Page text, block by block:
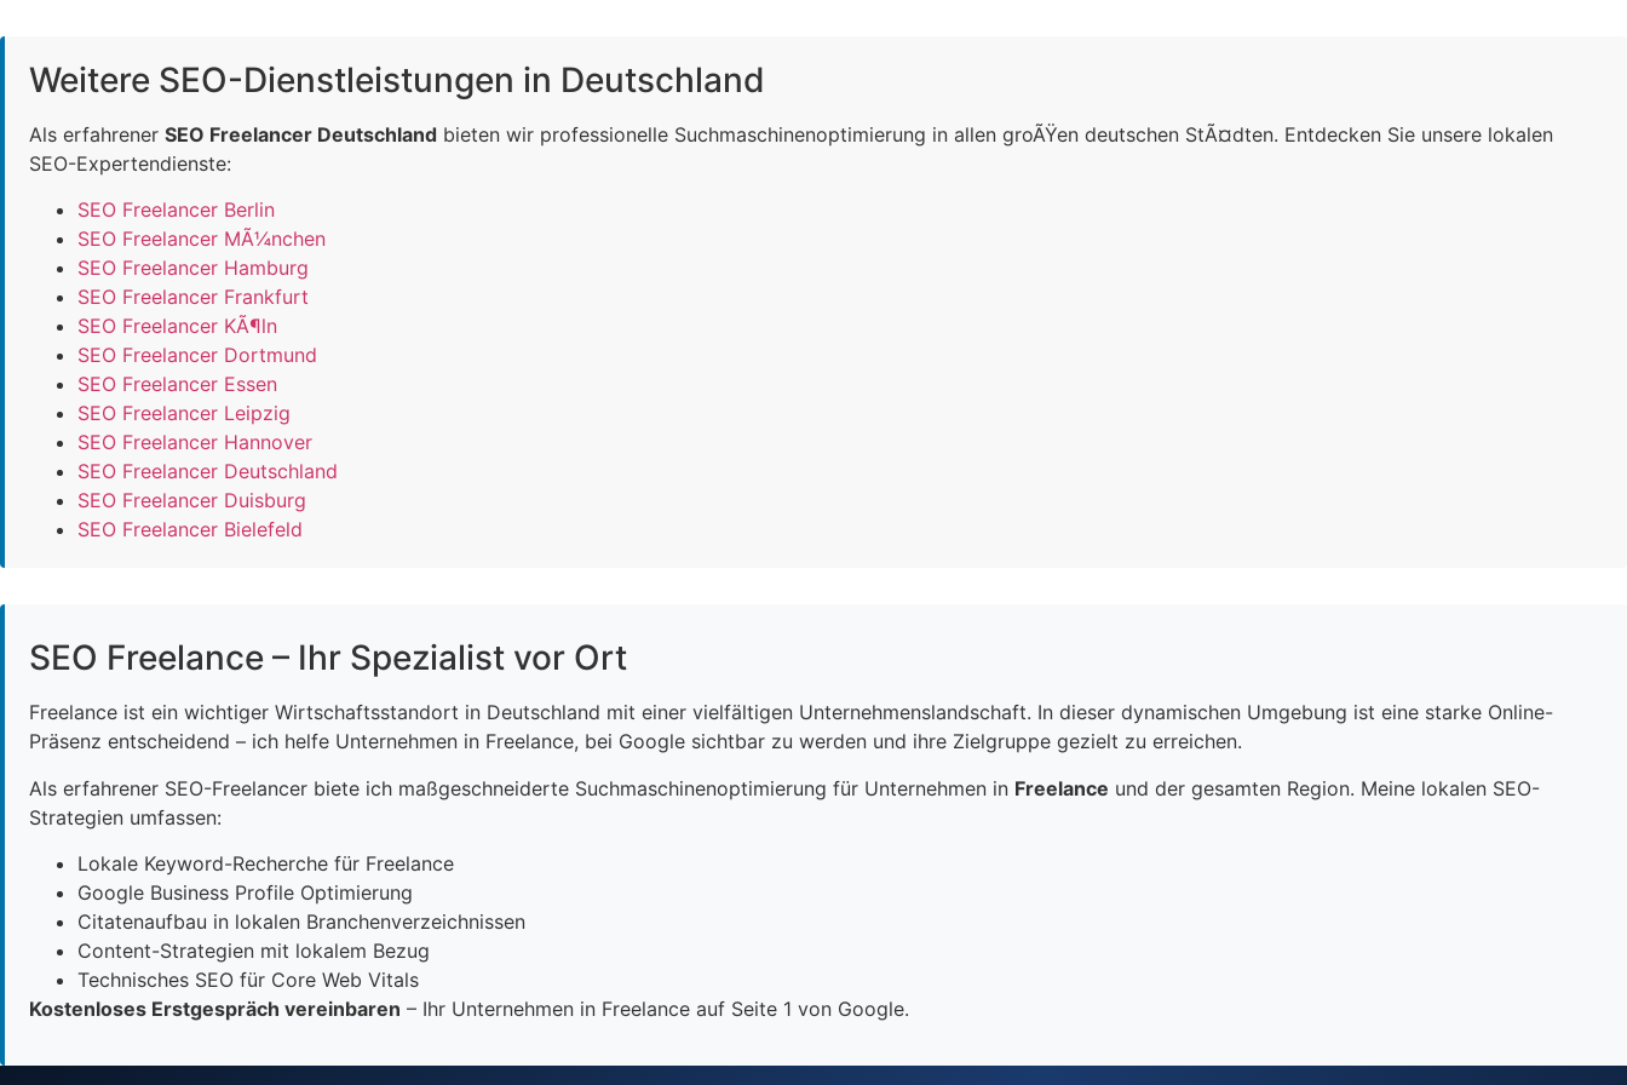
Weitere SEO-Dienstleistungen in Deutschland
Als erfahrener SEO Freelancer Deutschland bieten wir professionelle Suchmaschinenoptimierung in allen groÃŸen deutschen StÃ¤dten. Entdecken Sie unsere lokalen
SEO-Expertendienste:
SEO Freelancer Berlin
SEO Freelancer MÃ¼nchen
SEO Freelancer Hamburg
SEO Freelancer Frankfurt
SEO Freelancer KÃ¶ln
SEO Freelancer Dortmund
SEO Freelancer Essen
SEO Freelancer Leipzig
SEO Freelancer Hannover
SEO Freelancer Deutschland
SEO Freelancer Duisburg
SEO Freelancer Bielefeld
SEO Freelance – Ihr Spezialist vor Ort
Freelance ist ein wichtiger Wirtschaftsstandort in Deutschland mit einer vielfältigen Unternehmenslandschaft. In dieser dynamischen Umgebung ist eine starke Online-
Präsenz entscheidend – ich helfe Unternehmen in Freelance, bei Google sichtbar zu werden und ihre Zielgruppe gezielt zu erreichen.
Als erfahrener SEO-Freelancer biete ich maßgeschneiderte Suchmaschinenoptimierung für Unternehmen in Freelance und der gesamten Region. Meine lokalen SEO-
Strategien umfassen:
Lokale Keyword-Recherche für Freelance
Google Business Profile Optimierung
Citatenaufbau in lokalen Branchenverzeichnissen
Content-Strategien mit lokalem Bezug
Technisches SEO für Core Web Vitals
Kostenloses Erstgespräch vereinbaren – Ihr Unternehmen in Freelance auf Seite 1 von Google.